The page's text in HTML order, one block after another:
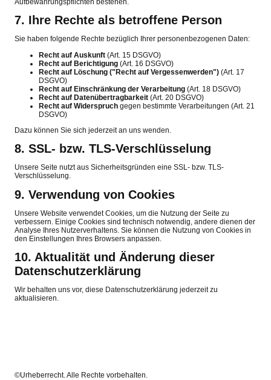
7. Ihre Rechte als betroffene Person
Sie haben folgende Rechte bezüglich Ihrer personenbezogenen Daten:
Recht auf Auskunft (Art. 15 DSGVO)
Recht auf Berichtigung (Art. 16 DSGVO)
Recht auf Löschung ("Recht auf Vergessenwerden") (Art. 17
DSGVO)
Recht auf Einschränkung der Verarbeitung (Art. 18 DSGVO)
Recht auf Datenübertragbarkeit (Art. 20 DSGVO)
Recht auf Widerspruch gegen bestimmte Verarbeitungen (Art. 21
DSGVO)
Dazu können Sie sich jederzeit an uns wenden.
8. SSL- bzw. TLS-Verschlüsselung
Unsere Seite nutzt aus Sicherheitsgründen eine SSL- bzw. TLS-
Verschlüsselung.
9. Verwendung von Cookies
Unsere Website verwendet Cookies, um die Nutzung der Seite zu
verbessern. Einige Cookies sind technisch notwendig, andere dienen der
Analyse Ihres Nutzerverhaltens. Sie können die Nutzung von Cookies in
den Einstellungen Ihres Browsers anpassen.
10. Aktualität und Änderung dieser
Datenschutzerklärung
Wir behalten uns vor, diese Datenschutzerklärung jederzeit zu
aktualisieren.
©Urheberrecht. Alle Rechte vorbehalten.